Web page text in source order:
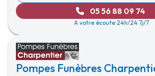
05 56 88 09 74
A votre écoute 24h/24 7j/7
Pompes Funèbres